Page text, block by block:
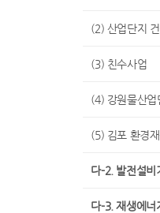
(2) 산업단지
(3) 친수사업
(4) 강원물산업
(5) 김포 환경
다-2. 발전설비
다-3. 재생에너